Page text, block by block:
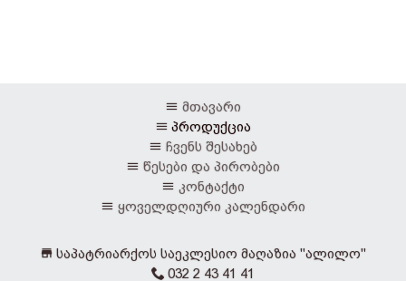
მთავარი
პროდუქცია
ჩვენს შესახებ
წესები და პირობები
კონტაქტი
ყოველდღიური კალენდარი
საპატრიარქოს საეკლესიო მაღაზია "ალილო"
032 2 43 41 41